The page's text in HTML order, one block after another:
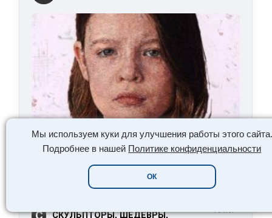
Мы используем куки для улучшения работы этого сайта.
Подробнее в нашей Политике конфиденциальности
ОК
Читать сейчас:Кейси Завалья живопись
нитками
С
СКУЛЬПТОРЫ, ШЕДЕВРЫ,